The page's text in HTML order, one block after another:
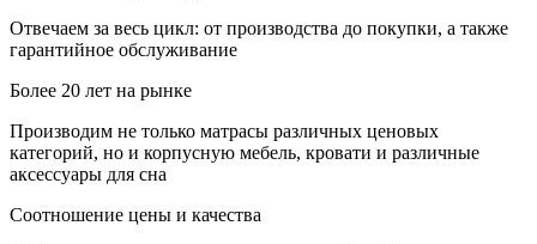
Отвечаем за весь цикл: от производства до покупки, а также
гарантийное обслуживание
Более 20 лет на рынке
Производим не только матрасы различных ценовых
категорий, но и корпусную мебель, кровати и различные
аксессуары для сна
Соотношение цены и качества